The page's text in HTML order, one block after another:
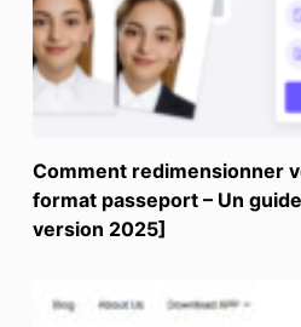
Comment redimensionner
format passeport – Un
version 2025]